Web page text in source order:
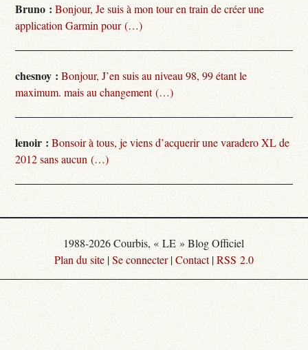
Bruno : Bonjour, Je suis à mon tour en train de créer une
application Garmin pour (…)
chesnoy : Bonjour, J’en suis au niveau 98, 99 étant le
maximum. mais au changement (…)
lenoir : Bonsoir à tous, je viens d’acquerir une varadero XL de
2012 sans aucun (…)
1988-2026 Courbis, « LE » Blog Officiel
Plan du site |Se connecter|Contact|RSS 2.0